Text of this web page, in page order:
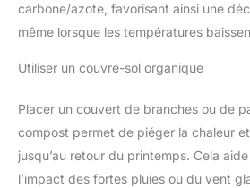
carbone/azote, favorisant ainsi une
même lorsque les températures
Utiliser un couvre-sol organique
Placer un couvert de branches ou de
compost permet de piéger la chaleur
jusqu’au retour du printemps. Cela
l’impact des fortes pluies ou du vent